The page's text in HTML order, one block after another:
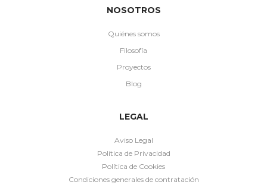
NOSOTROS
Quiénes somos
Filosofía
Proyectos
Blog
LEGAL
Aviso Legal
Política de Privacidad
Política de Cookies
Condiciones generales de contratación